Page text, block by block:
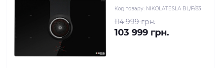
Код товару: NIKOLATESLA BL/F/83
114 999 грн.
103 999 грн.